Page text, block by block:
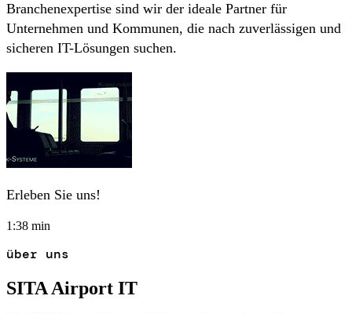
Branchenexpertise sind wir der ideale Partner für
Unternehmen und Kommunen, die nach zuverlässigen und
sicheren IT-Lösungen suchen.
Erleben Sie uns!
1:38 min
über uns
SITA Airport IT